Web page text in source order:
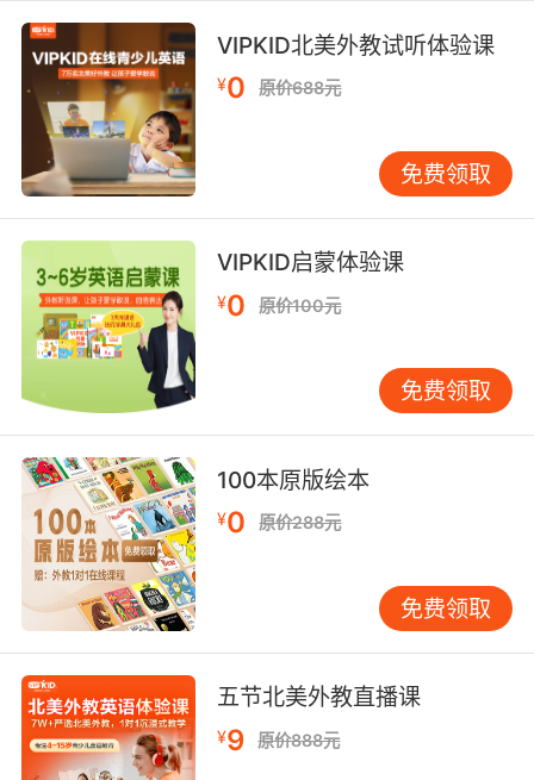
而其中蕴含的骗局使事态更加险恶
8. possibility of something more sinister at
work.
是某些更 的事物作祟的可能性
love.
真的没有什么大不了的, 亲爱的
10. Trust me, my plans are totally sinister.
相信我 我的计划绝对真恶
VIPKID北美外教试听体验课
¥0 原价688元
免费领取
VIPKID启蒙体验课
¥0 原价100元
免费领取
100本原版绘本
¥0 原价288元
免费领取
五节北美外教直播课
¥9 原价888元